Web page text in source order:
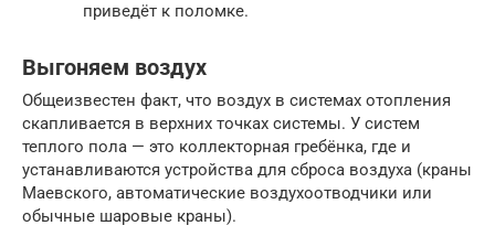
приведёт к поломке.
Выгоняем воздух
Общеизвестен факт, что воздух в системах отопления
скапливается в верхних точках системы. У систем
теплого пола — это коллекторная гребёнка, где и
устанавливаются устройства для сброса воздуха (краны
Маевского, автоматические воздухоотводчики или
обычные шаровые краны).